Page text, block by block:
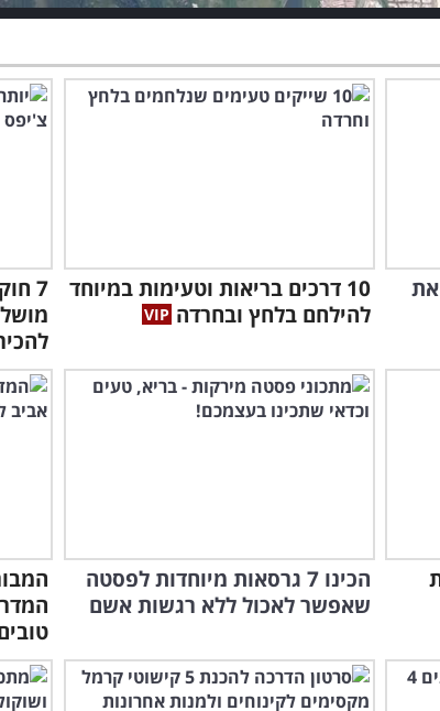
את
10 דרכים בריאות וטעימות במיוחד
להילחם בלחץ ובחרדה
7
הכינו 7 גרסאות מיוחדות לפסטה
שאפשר לאכול ללא רגשות אשם